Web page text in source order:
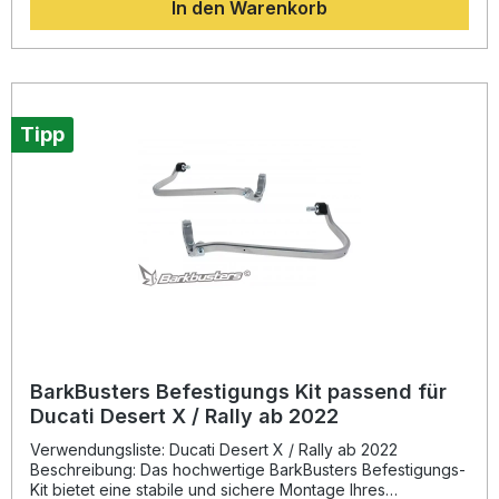
zuverlässigen Schutz Ihrer Hände sowie der
Bedienelemente am Lenker. Dank zweier sicherer
Befestigungspunkte bleibt der Halt auch bei Offroad-
gewährleistet. Das Kit ist kompatibel mit den JET-, VPS-,
separat erhältlich sind. Für Modelle ohne beheizten Griff ist
ein zusätzlicher Adaptersatz erforderlich. Die Montage
gestaltet sich einfach und passgenau, sodass Sie Ihr
Motorrad schnell aufwerten können. Da Handschützer
gesetzlich nicht zulassungspflichtig sind, ist keine TÜV-
oder ABE-Prüfung erforderlich. Speziell entwickelt für BMW
F650GS und G650GS Modelle Robuste
Aluminiumkonstruktion mit zwei Befestigungspunkten
Einfache Montage dank fahrzeugspezifischer Passform
In den Warenkorb
Tipp
BarkBusters Befestigungs Kit passend für
Ducati Desert X / Rally ab 2022
Verwendungsliste: Ducati Desert X / Rally ab 2022
Beschreibung: Das hochwertige BarkBusters Befestigungs-
Kit bietet eine stabile und sichere Montage Ihres